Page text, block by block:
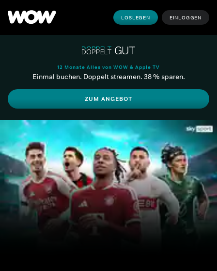
LOSLEGEN EINLOGGEN
12 Monate Alles von WOW & Apple TV
Einmal buchen. Doppelt streamen. 38 % sparen.
ZUM ANGEBOT